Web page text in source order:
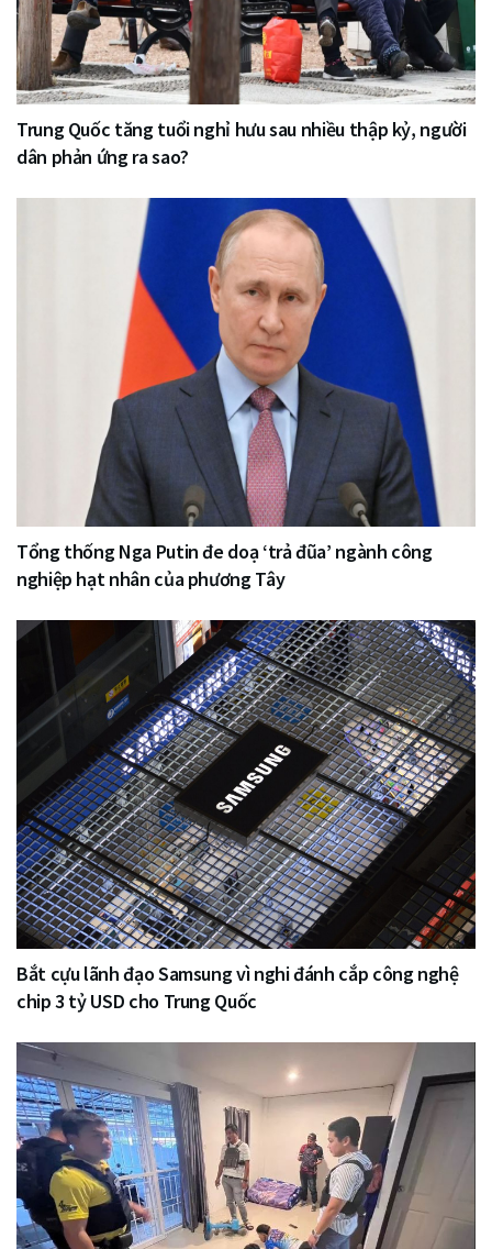
Trung Quốc tăng tuổi nghỉ hưu sau nhiều thập kỷ, người
dân phản ứng ra sao?
Tổng thống Nga Putin đe doạ ‘trả đũa’ ngành công
nghiệp hạt nhân của phương Tây
Bắt cựu lãnh đạo Samsung vì nghi đánh cắp công nghệ
chip 3 tỷ USD cho Trung Quốc